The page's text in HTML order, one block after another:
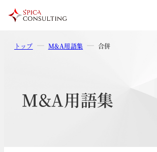
トップ M&A用語集 合併
M&A用語集